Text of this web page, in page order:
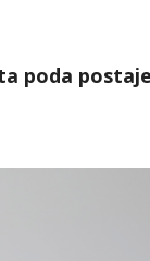
poda